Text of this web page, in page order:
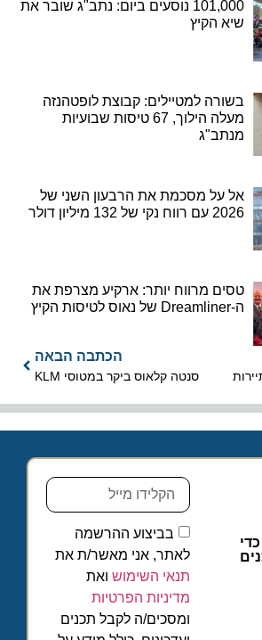
101,000 נוסעים ביום: נתב"ג שובר את
שיא הקיץ
בשורה למטיילים: קבוצת לופטהנזה
מעלה הילוך, 67 טיסות שבועיות
מנתב"ג
אל על מסכמת את הרבעון השני של
2026 עם רווח נקי של 132 מיליון דולר
טסים מרווח יותר: ארקיע מצרפת את
ה-Dreamliner של נאוס לטיסות הקיץ
הכתבה הבאה
סנטה קלאוס ביקר במטוסי KLM
בביצוע ההרשמה
לאתר, אני מאשר/ת את
תנאי השימוש ואת
מדיניות הפרטיות
ומסכים/ה לקבל תכנים